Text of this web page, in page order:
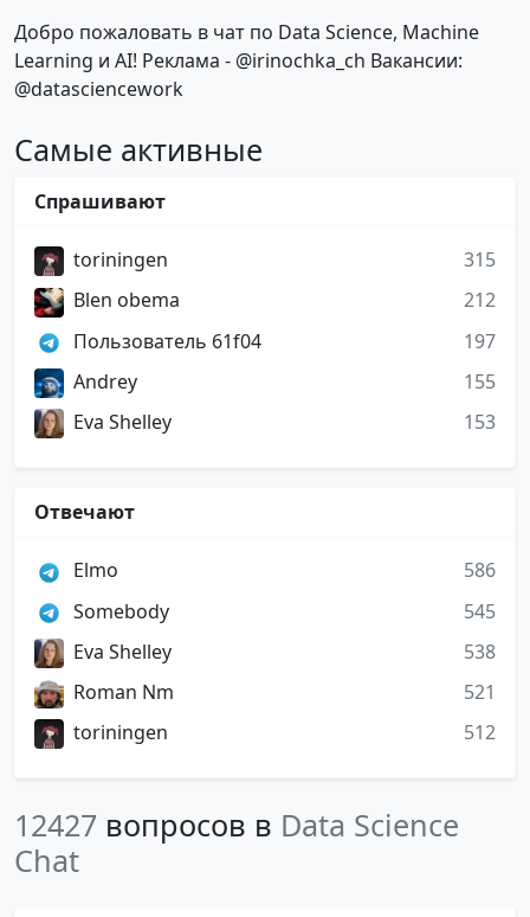
Добро пожаловать в чат по Data Science, Machine
Learning и AI! Реклама - @irinochka_ch Вакансии:
@datasciencework
Самые активные
Спрашивают
toriningen
315
Blen obema
212
Пользователь 61f04
197
Andrey
155
Eva Shelley
153
Отвечают
Elmo
586
Somebody
545
Eva Shelley
538
Roman Nm
521
toriningen
512
12427 вопросов в Data Science
Chat